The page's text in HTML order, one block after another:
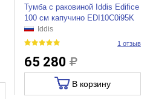
Тумба с раковиной Iddis Edifice
100 см капучино EDI10C0i95K
Iddis
1 отзыв
65 280
В корзину